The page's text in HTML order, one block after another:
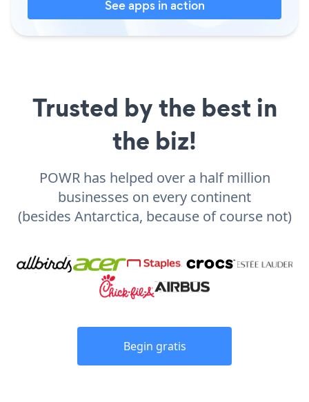
See apps in action
Trusted by the best in
the biz!
POWR has helped over a half million
businesses on every continent
(besides Antarctica, because of course not)
Begin gratis